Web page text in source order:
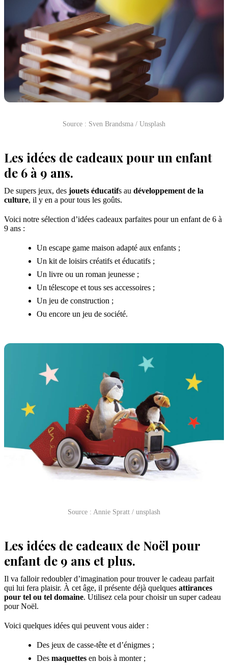
Source : Sven Brandsma / Unsplash
Les idées de cadeaux pour un enfant
de 6 à 9 ans.
De supers jeux, des jouets éducatifs au développement de la
culture, il y en a pour tous les goûts.
Voici notre sélection d’idées cadeaux parfaites pour un enfant de 6 à
9 ans :
Un escape game maison adapté aux enfants ;
Un kit de loisirs créatifs et éducatifs ;
Un livre ou un roman jeunesse ;
Un télescope et tous ses accessoires ;
Un jeu de construction ;
Ou encore un jeu de société.
Source : Annie Spratt / unsplash
Les idées de cadeaux de Noël pour
enfant de 9 ans et plus.
Il va falloir redoubler d’imagination pour trouver le cadeau parfait
qui lui fera plaisir. À cet âge, il présente déjà quelques attirances
pour tel ou tel domaine. Utilisez cela pour choisir un super cadeau
pour Noël.
Voici quelques idées qui peuvent vous aider :
Des jeux de casse-tête et d’énigmes ;
Des maquettes en bois à monter ;